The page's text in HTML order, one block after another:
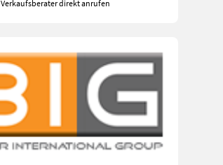
Verkaufsberater direkt anrufen